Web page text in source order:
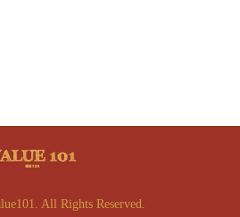
All Rights Reserved.